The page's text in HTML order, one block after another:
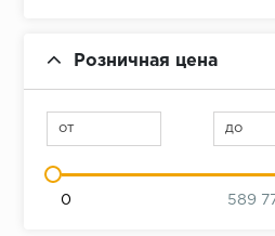
Розничная цена
от до
0 589